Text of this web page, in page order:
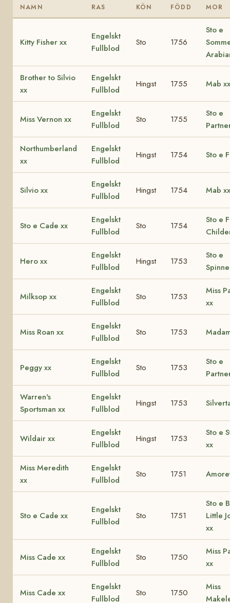
NAMN RAS KÖN FÖDD MOR
Kitty Fisher xx
Engelskt
Fullblod
Sto 1756
Sto e
Brother to Silvio
xx
Engelskt
Fullblod
Hingst 1755 Mab xx
Miss Vernon xx
Engelskt
Fullblod
Sto 1755
Sto e
Northumberland
xx
Engelskt
Fullblod
Hingst 1754 Sto e
Silvio xx
Engelskt
Fullblod
Hingst 1754 Mab xx
Sto e Cade xx
Engelskt
Fullblod
Sto 1754
Sto e
Hero xx
Engelskt
Fullblod
Hingst 1753
Sto e
Milksop xx
Engelskt
Fullblod
Sto 1753
Miss
xx
Miss Roan xx
Engelskt
Fullblod
Sto 1753
Peggy xx
Engelskt
Fullblod
Sto 1753
Sto e
Warren's
Sportsman xx
Engelskt
Fullblod
Hingst 1753
Wildair xx
Engelskt
Fullblod
Hingst 1753
Sto e
xx
Miss Meredith
xx
Engelskt
Fullblod
Sto 1751
Sto e Cade xx
Engelskt
Fullblod
Sto 1751
Sto e
Little
xx
Miss Cade xx
Engelskt
Fullblod
Sto 1750
Miss
xx
Miss Cade xx
Engelskt
Fullblod
Sto 1750
Miss